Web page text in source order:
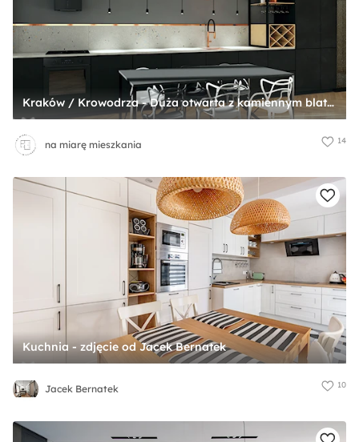
Kraków / Krowodrza - Duża otwarta z kamiennym blatem szara z zabudowaną lodówką z podblatowym zlewozmywakiem kuchnia jednorzędowa, styl industrialny - zdjęcie od na miarę mieszkania
na miarę mieszkania 14
Kuchnia - zdjęcie od Jacek Bernatek
Jacek Bernatek 10